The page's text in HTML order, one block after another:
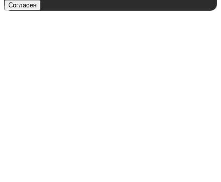
Согласен